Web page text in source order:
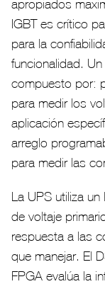
apropiados
IGBT es crítico
para la
funcionalidad.
compuesto por:
para medir los
aplicación
arreglo
para medir las
La UPS utiliza
de voltaje
respuesta a las
que manejar. El
FPGA evalúa la